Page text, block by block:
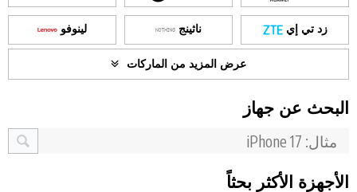
زد تي إي ناثينج لينوفو
عرض المزيد من الماركات
البحث عن جهاز
الأجهزة الأكثر بحثاً